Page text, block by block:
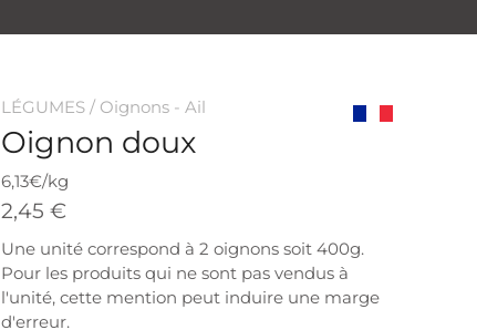
LÉGUMES / Oignons - Ail
Oignon doux
6,13€/kg
2,45 €
Une unité correspond à 2 oignons soit 400g.
Pour les produits qui ne sont pas vendus à
l'unité, cette mention peut induire une marge
d'erreur.